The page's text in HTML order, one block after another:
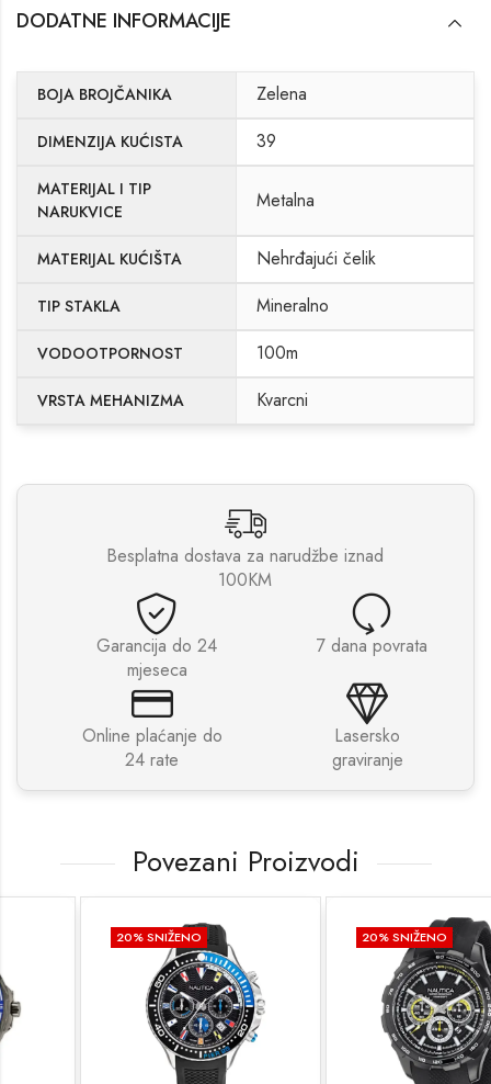
DODATNE INFORMACIJE
BOJA BROJČANIKA Zelena
DIMENZIJA KUĆISTA 39
MATERIJAL I TIP
NARUKVICE
Metalna
MATERIJAL KUĆIŠTA Nehrđajući čelik
TIP STAKLA Mineralno
VODOOTPORNOST 100m
VRSTA MEHANIZMA Kvarcni
Besplatna dostava za narudžbe iznad
100KM
Garancija do 24
mjeseca
7 dana povrata
Online plaćanje do
24 rate
Lasersko
graviranje
Povezani Proizvodi
% SNIŽENO % SNIŽENO